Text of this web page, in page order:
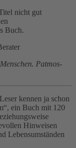
nicht gut
Buch.
Patmos-
kennen ja schon
ein Buch mit 120
Hinweisen
Lebensumständen